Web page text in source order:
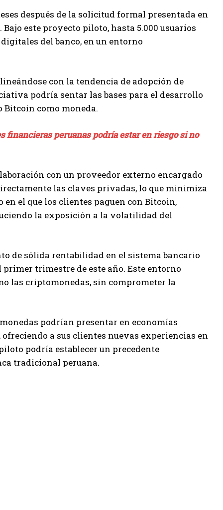
después de la solicitud formal presentada en
este proyecto piloto, hasta 5.000 usuarios
del banco, en un entorno
con la tendencia de adopción de
podría sentar las bases para el desarrollo
como moneda.
financieras peruanas podría estar en riesgo si no
con un proveedor externo encargado
las claves privadas, lo que minimiza
el que los clientes paguen con Bitcoin,
la exposición a la volatilidad del
de sólida rentabilidad en el sistema bancario
trimestre de este año. Este entorno
las criptomonedas, sin comprometer la
podrían presentar en economías
a sus clientes nuevas experiencias en
podría establecer un precedente
tradicional peruana.